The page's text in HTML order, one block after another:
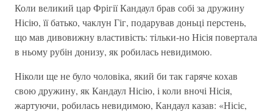
Коли великий цар Фрігії Кандаул брав собі за дружину
Нісію, її батько, чаклун Гіг, подарував доньці перстень,
що мав дивовижну властивість: тільки-но Нісія повертала
в ньому рубін донизу, як робилась невидимою.
Ніколи ще не було чоловіка, який би так гаряче кохав
свою дружину, як Кандаул Нісію, і коли вночі Нісія,
жартуючи, робилась невидимою, Кандаул казав: «Нісіє,